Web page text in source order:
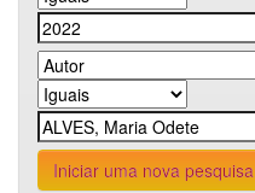
Iniciar uma nova pesquisa